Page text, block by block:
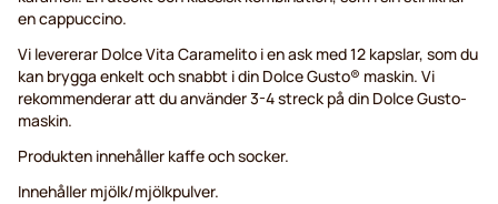
en cappuccino.
Vi levererar Dolce Vita Caramelito i en ask med 12 kapslar, som du
kan brygga enkelt och snabbt i din Dolce Gusto® maskin. Vi
rekommenderar att du använder 3-4 streck på din Dolce Gusto-
maskin.
Produkten innehåller kaffe och socker.
Innehåller mjölk/mjölkpulver.